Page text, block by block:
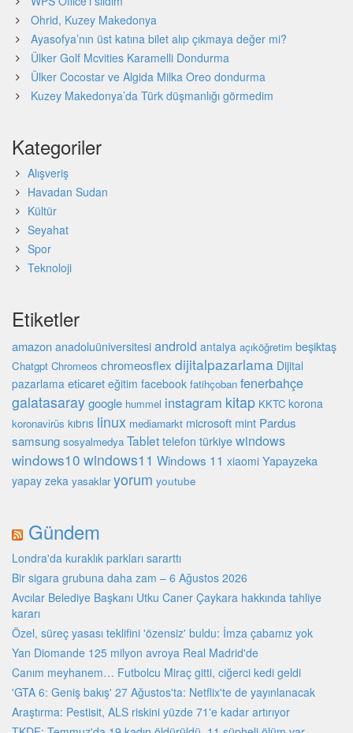
Ohrid, Kuzey Makedonya
Ayasofya’nın üst katına bilet alıp çıkmaya değer mi?
Ülker Golf Mcvities Karamelli Dondurma
Ülker Cocostar ve Algida Milka Oreo dondurma
Kuzey Makedonya’da Türk düşmanlığı görmedim
Kategoriler
Alışveriş
Havadan Sudan
Kültür
Seyahat
Spor
Teknoloji
Etiketler
amazon anadoluüniversitesi android antalya açıköğretim beşiktaş
Chatgpt Chromeos chromeosflex dijitalpazarlama Dijital
pazarlama eticaret eğitim facebook fatihçoban fenerbahçe
galatasaraygoogle hummel instagram kitap KKTC korona
koronavirüs kıbrıs linux mediamarkt microsoft mint Pardus
samsung sosyalmedya Tablet telefon türkiyewindows
windows10 windows11 Windows 11 xiaomi Yapayzeka
yapay zeka yasaklar yorum youtube
Gündem
Londra'da kuraklık parkları sararttı
Bir sigara grubuna daha zam – 6 Ağustos 2026
Avcılar Belediye Başkanı Utku Caner Çaykara hakkında tahliye
kararı
Özel, süreç yasası teklifini 'özensiz' buldu: İmza çabamız yok
Yan Diomande 125 milyon avroya Real Madrid'de
Canım meyhanem… Futbolcu Miraç gitti, ciğerci kedi geldi
'GTA 6: Geniş bakış' 27 Ağustos'ta: Netflix'te de yayınlanacak
Araştırma: Pestisit, ALS riskini yüzde 71'e kadar artırıyor